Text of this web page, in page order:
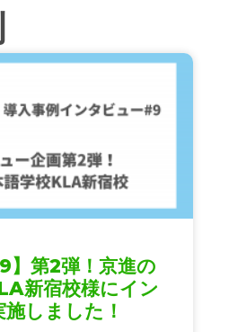
】第2弾！京進の
新宿校様にイン
しました！